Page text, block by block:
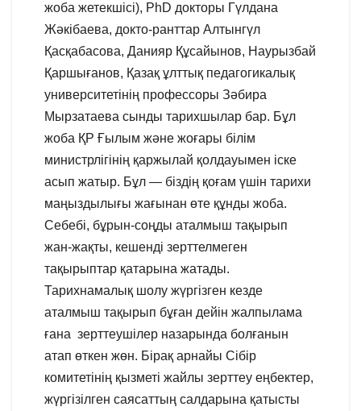
жоба жетекшісі), PhD докторы Гүлдана
Жәкібаева, докто-ранттар Алтынгүл
Қасқабасова, Данияр Құсайынов, Наурызбай
Қаршығанов, Қазақ ұлттық педагогикалық
университетінің профессоры Зәбира
Мырзатаева сынды тарихшылар бар. Бұл
жоба ҚР Ғылым және жоғары білім
министрлігінің қаржылай қолдауымен іске
асып жатыр. Бұл — біздің қоғам үшін тарихи
маңыздылығы жағынан өте құнды жоба.
Себебі, бұрын-соңды аталмыш тақырып
жан-жақты, кешенді зерттелмеген
тақырыптар қатарына жатады.
Тарихнамалық шолу жүргізген кезде
аталмыш тақырып бұған дейін жалпылама
ғана зерттеушілер назарында болғанын
атап өткен жөн. Бірақ арнайы Сібір
комитетінің қызметі жайлы зерттеу еңбектер,
жүргізілген саясаттың салдарына қатысты